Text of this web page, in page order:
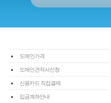
도메인가격
도메인견적서신청
신용카드 직접결제
입금계좌안내